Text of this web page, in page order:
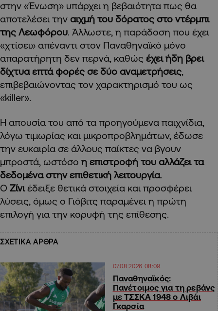
στην «Ένωση» υπάρχει η βεβαιότητα πως θα
αποτελέσει την αιχμή του δόρατος στο ντέρμπι
της Λεωφόρου. Άλλωστε, η παράδοση που έχει
«χτίσει» απέναντι στον Παναθηναϊκό μόνο
απαρατήρητη δεν περνά, καθώς έχει ήδη βρει
δίχτυα επτά φορές σε δύο αναμετρήσεις,
επιβεβαιώνοντας τον χαρακτηρισμό του ως
«killer».
Η απουσία του από τα προηγούμενα παιχνίδια,
λόγω τιμωρίας και μικροπροβλημάτων, έδωσε
την ευκαιρία σε άλλους παίκτες να βγουν
μπροστά, ωστόσο η επιστροφή του αλλάζει τα
δεδομένα στην επιθετική λειτουργία.
Ο Ζίνιέδειξε θετικά στοιχεία και προσφέρει
λύσεις, όμως ο Γιόβιτς παραμένει η πρώτη
επιλογή για την κορυφή της επίθεσης.
ΣΧΕΤΙΚΑ ΑΡΘΡΑ
07.08.2026 08:09
Παναθηναϊκός:
Πανέτοιμος για τη ρεβάνς
με ΤΣΣΚΑ 1948 ο Λιβάι
Γκαρσία